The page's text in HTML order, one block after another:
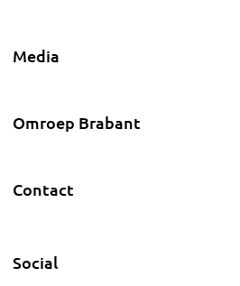
Media
Omroep Brabant
Contact
Social